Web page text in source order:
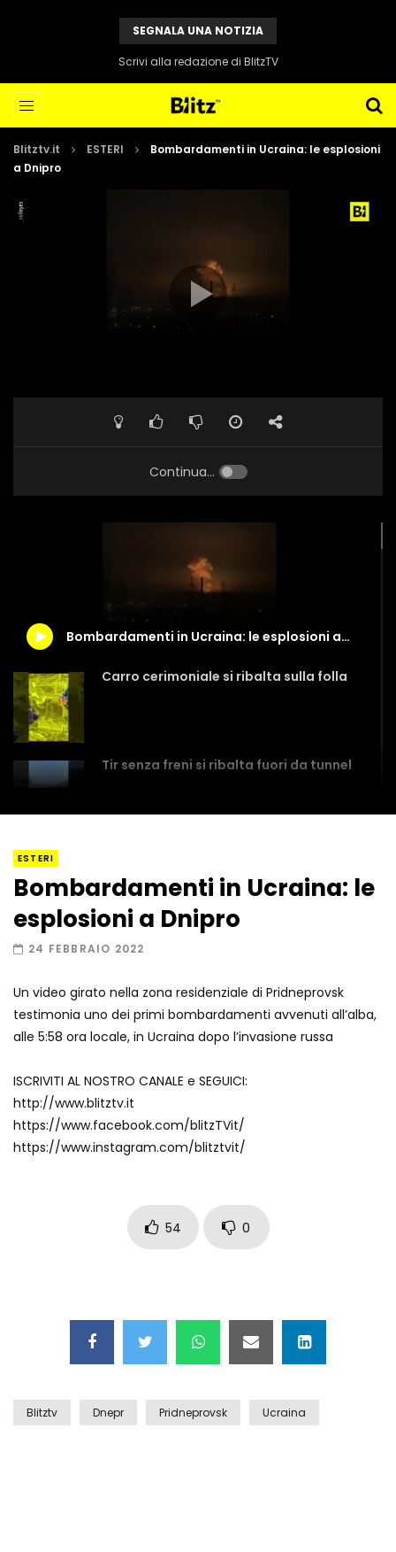
SEGNALA UNA NOTIZIA
Scrivi alla redazione di BlitzTV
Blitztv.it ESTERI
Bombardamenti in Ucraina: le esplosioni
a Dnipro
Continua...
Bombardamenti in Ucraina: le esplosioni a Dnipro
Carro cerimoniale si ribalta sulla folla
Tir senza freni si ribalta fuori da tunnel
Amiocuggino fa saltare in aria il drone
Record di baci in 30 secondi
Due navi USA si scontrano in mare
Auto coperta dal letame dopo
incidente
ESTERI
Bombardamenti in Ucraina: le
esplosioni a Dnipro
24 FEBBRAIO 2022
Un video girato nella zona residenziale di Pridneprovsk
testimonia uno dei primi bombardamenti avvenuti all’alba,
alle 5:58 ora locale, in Ucraina dopo l’invasione russa
ISCRIVITI AL NOSTRO CANALE e SEGUICI:
http://www.blitztv.it
https://www.facebook.com/blitzTVit/
https://www.instagram.com/blitztvit/
54 0
Blitztv Dnepr Pridneprovsk Ucraina